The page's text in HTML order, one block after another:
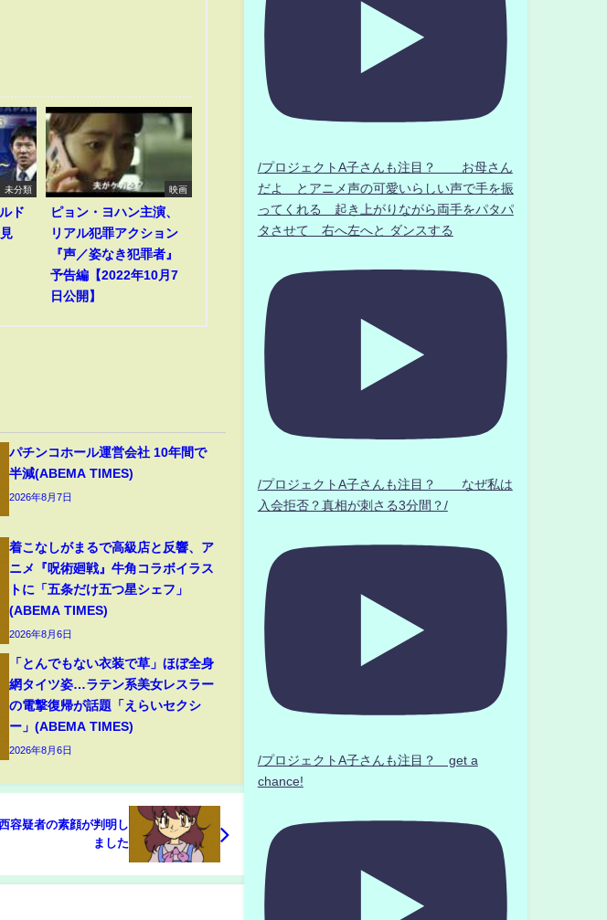
未分類
ド
見
映画
ピョン・ヨハン主演、
リアル犯罪アクション
『声／姿なき犯罪者』
予告編【2022年10月7
日公開】
パチンコホール運営会社 10年間で
半減(ABEMA TIMES)
2026年8月7日
着こなしがまるで高級店と反響、ア
ニメ『呪術廻戦』牛角コラボイラス
トに「五条だけ五つ星シェフ」
(ABEMA TIMES)
2026年8月6日
「とんでもない衣装で草」ほぼ全身
網タイツ姿…ラテン系美女レスラー
の電撃復帰が話題「えらいセクシ
ー」(ABEMA TIMES)
2026年8月6日
容疑者の素顔が判明し
ました
/プロジェクトA子さんも注目？ お母さん
だよ とアニメ声の可愛いらしい声で手を振
ってくれる 起き上がりながら両手をパタパ
タさせて 右へ左へと ダンスする
/プロジェクトA子さんも注目？ なぜ私は
入会拒否？真相が刺さる3分間？/
/プロジェクトA子さんも注目？ get a
chance!